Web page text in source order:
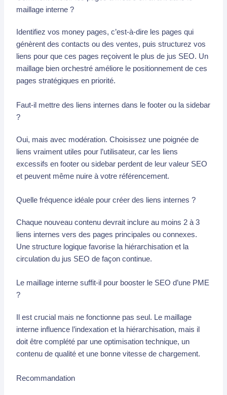
maillage interne ?
Identifiez vos money pages, c’est-à-dire les pages qui
génèrent des contacts ou des ventes, puis structurez vos
liens pour que ces pages reçoivent le plus de jus SEO. Un
maillage bien orchestré améliore le positionnement de ces
pages stratégiques en priorité.
Faut-il mettre des liens internes dans le footer ou la sidebar
?
Oui, mais avec modération. Choisissez une poignée de
liens vraiment utiles pour l’utilisateur, car les liens
excessifs en footer ou sidebar perdent de leur valeur SEO
et peuvent même nuire à votre référencement.
Quelle fréquence idéale pour créer des liens internes ?
Chaque nouveau contenu devrait inclure au moins 2 à 3
liens internes vers des pages principales ou connexes.
Une structure logique favorise la hiérarchisation et la
circulation du jus SEO de façon continue.
Le maillage interne suffit-il pour booster le SEO d’une PME
?
Il est crucial mais ne fonctionne pas seul. Le maillage
interne influence l’indexation et la hiérarchisation, mais il
doit être complété par une optimisation technique, un
contenu de qualité et une bonne vitesse de chargement.
Recommandation